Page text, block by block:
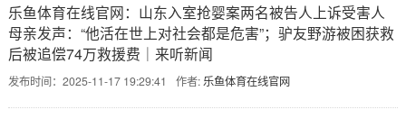
乐鱼体育在线官网：山东入室抢婴案两名被告人上诉受害人
母亲发声：“他活在世上对社会都是危害”；驴友野游被困获救
后被追偿74万救援费｜来听新闻
发布时间：2025-11-17 19:29:41 作者: 乐鱼体育在线官网